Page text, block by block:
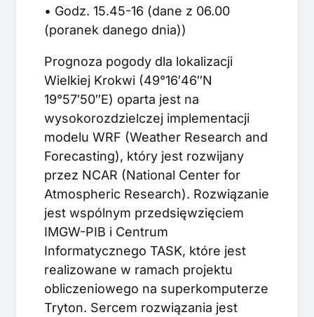
• Godz. 15.45-16 (dane z 06.00
(poranek danego dnia))
Prognoza pogody dla lokalizacji
Wielkiej Krokwi (49°16′46″N
19°57′50″E) oparta jest na
wysokorozdzielczej implementacji
modelu WRF (Weather Research and
Forecasting), który jest rozwijany
przez NCAR (National Center for
Atmospheric Research). Rozwiązanie
jest wspólnym przedsięwzięciem
IMGW-PIB i Centrum
Informatycznego TASK, które jest
realizowane w ramach projektu
obliczeniowego na superkomputerze
Tryton. Sercem rozwiązania jest